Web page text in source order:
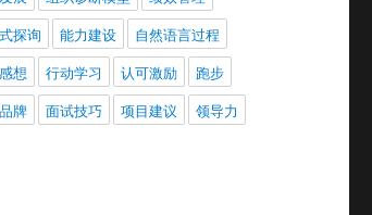
探询
能力建设
自然语言过程
想
行动学习 认可激励
跑步
牌
面试技巧 项目建议 领导力